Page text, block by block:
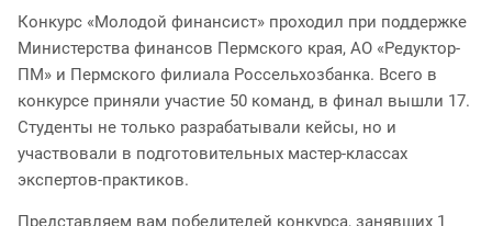
Конкурс «Молодой финансист» проходил при поддержке
Министерства финансов Пермского края, АО «Редуктор-
ПМ» и Пермского филиала Россельхозбанка. Всего в
конкурсе приняли участие 50 команд, в финал вышли 17.
Студенты не только разрабатывали кейсы, но и
участвовали в подготовительных мастер-классах
экспертов-практиков.
Представляем вам победителей конкурса, занявших 1